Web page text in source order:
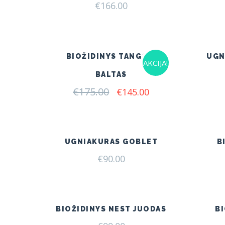
€166.00
AKCIJA!
BIOŽIDINYS TANGO 3
BALTAS
€175.00 Original
€145.00Current
UGNIAKURAS GOBLET
€90.00
BIOŽIDINYS NEST JUODAS